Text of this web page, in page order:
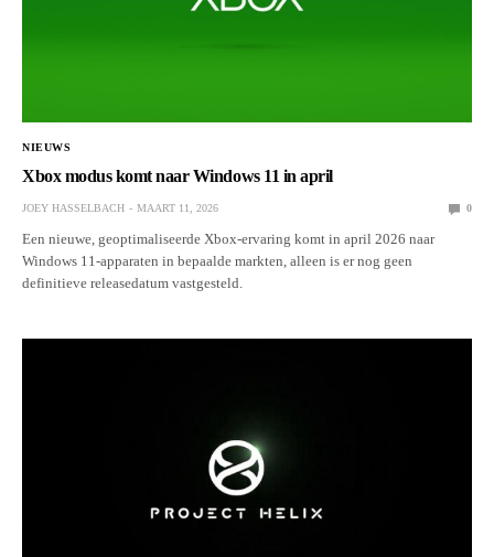
NIEUWS
Xbox modus komt naar Windows 11 in april
JOEY HASSELBACH MAART 11, 2026 0
Een nieuwe, geoptimaliseerde Xbox-ervaring komt in april 2026 naar
Windows 11-apparaten in bepaalde markten, alleen is er nog geen
definitieve releasedatum vastgesteld.